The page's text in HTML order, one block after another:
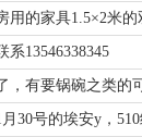
系13546338345